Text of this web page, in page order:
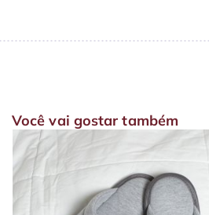
Você vai gostar também